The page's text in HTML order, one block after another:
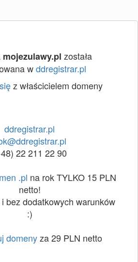
mojezulawy.pl została
wddregistrar.pl
z właścicielem domeny
ddregistrar.pl
22 211 22 90
.pl na rok TYLKO 15 PLN
netto!
bez dodatkowych warunków
:)
domenyza 29 PLN netto